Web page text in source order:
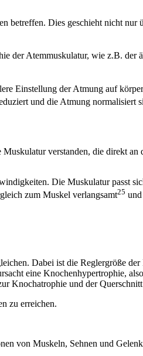
betreffen. Dies geschieht nicht
der Atemmuskulatur, wie z.B.
Einstellung der Atmung auf
und die Atmung normalisiert
verstanden, die direkt
Die Muskulatur passt
zum Muskel verlangsamt25
Dabei ist die Reglergröße
eine Knochenhypertrophie,
Knochatrophie und der
zu erreichen.
von Muskeln, Sehnen und